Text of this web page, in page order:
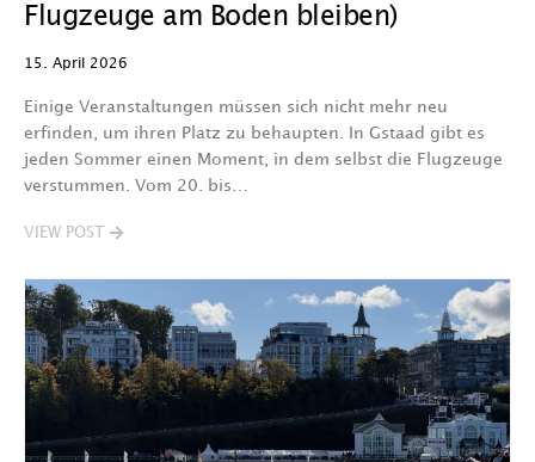
Flugzeuge am Boden bleiben)
15. April 2026
Einige Veranstaltungen müssen sich nicht mehr neu
erfinden, um ihren Platz zu behaupten. In Gstaad gibt es
jeden Sommer einen Moment, in dem selbst die Flugzeuge
verstummen. Vom 20. bis…
VIEW POST